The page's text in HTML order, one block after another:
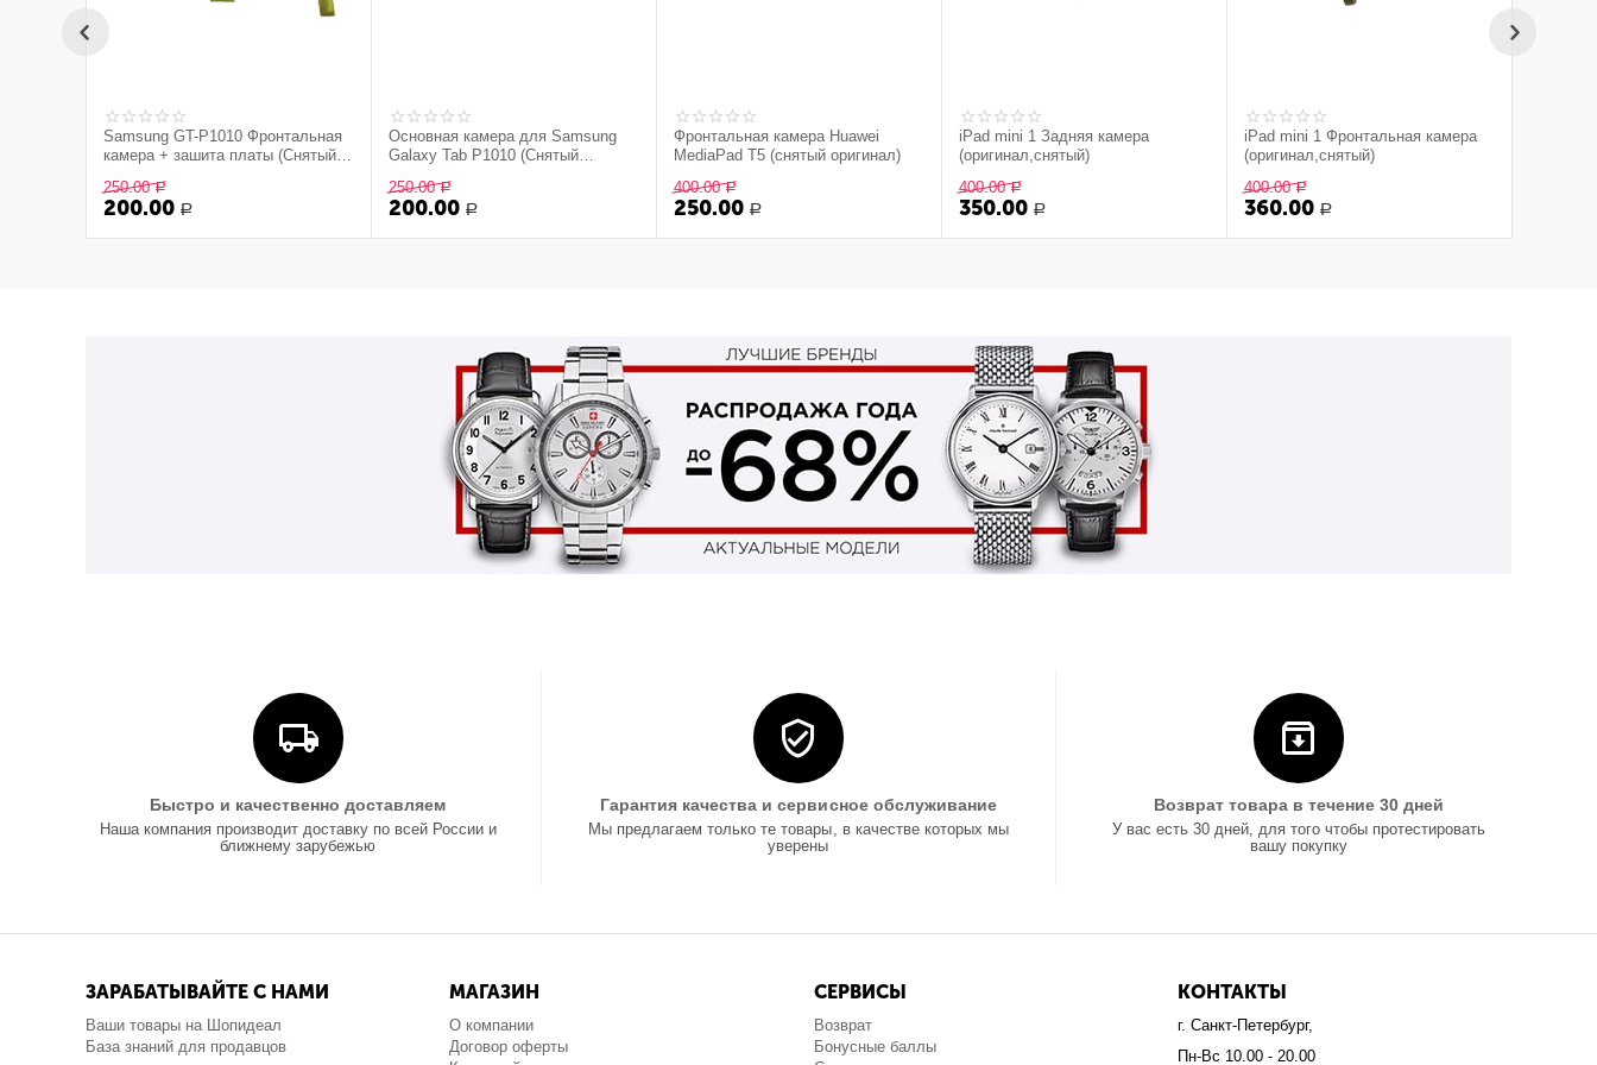
Samsung GT-P1010 Фронтальная
камера + зашита платы (Снятый
250.00 Р
200.00 Р
Основная камера для Samsung
Galaxy Tab P1010 (Снятый
250.00 Р
200.00 Р
Фронтальная камера Huawei
MediaPad T5 (снятый оригинал)
400.00 Р
250.00 Р
iPad mini 1 Задняя камера
(оригинал,снятый)
400.00 Р
350.00 Р
iPad mini 1 Фронтальная камера
(оригинал,снятый)
400.00 Р
360.00 Р
Быстро и качественно доставляем
Наша компания производит доставку по всей России и
ближнему зарубежью
Гарантия качества и сервисное обслуживание
Мы предлагаем только те товары, в качестве которых мы
уверены
Возврат товара в течение 30 дней
У вас есть 30 дней, для того чтобы протестировать
вашу покупку
ЗАРАБАТЫВАЙТЕ С НАМИ
Ваши товары на Шопидеал
База знаний для продавцов
МАГАЗИН
О компании
Договор оферты
СЕРВИСЫ
Возврат
Бонусные баллы
КОНТАКТЫ
г. Санкт-Петербург,
Пн-Вс 10.00 - 20.00